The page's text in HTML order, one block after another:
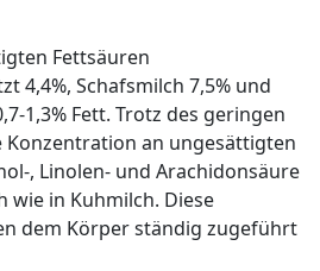
Fettsäuren
4,4%, Schafsmilch 7,5% und
1,3% Fett. Trotz des geringen
Konzentration an ungesättigten
, Linolen- und Arachidonsäure
wie in Kuhmilch. Diese
dem Körper ständig zugeführt